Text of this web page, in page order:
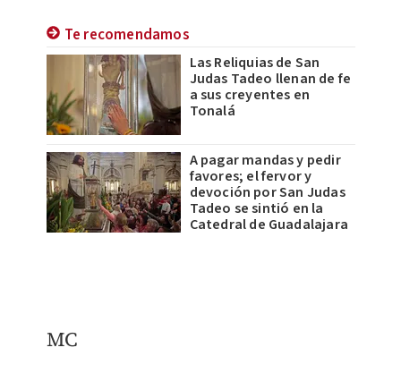
Te recomendamos
Las Reliquias de San
Judas Tadeo llenan de fe
a sus creyentes en
Tonalá
A pagar mandas y pedir
favores; el fervor y
devoción por San Judas
Tadeo se sintió en la
Catedral de Guadalajara
MC